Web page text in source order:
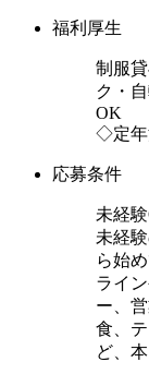
福利厚生
制服
ク・
OK
◇定年
応募条件
未経
未経
ら始
ライ
ー、
食、
ど、